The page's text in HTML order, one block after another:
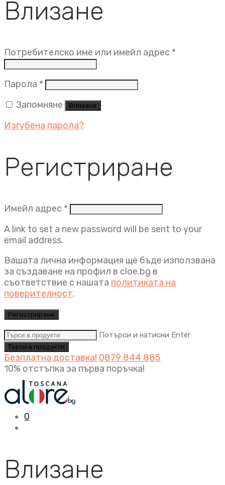
Влизане
Потребителско име или имейл адрес *
Парола * Задължително
Запомняне
Влизане
Изгубена парола?
Регистриране
Имейл адрес * Задължително
A link to set a new password will be sent to your
email address.
Вашата лична информация ще бъде използвана
за създаване на профил в cloe.bg в
съответствие с нашата политиката на
поверителност.
Регистриране
Потърси и натисни Enter
Безплатна доставка! 0879 844 885
10% отстъпка за първа поръчка!
0
Влизане